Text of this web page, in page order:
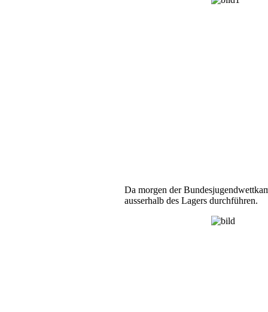
Da morgen der
ausserhalb des Lagers durchführen.